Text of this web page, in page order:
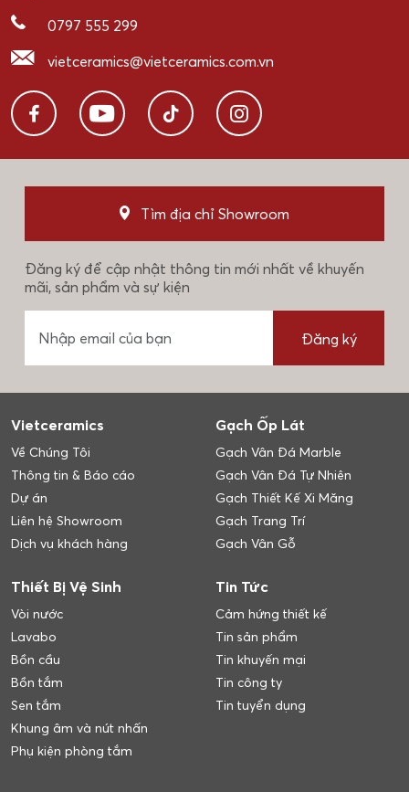
0797 555 299
vietceramics@vietceramics.com.vn
Tìm địa chỉ Showroom
Đăng ký để cập nhật thông tin mới nhất về khuyến
mãi, sản phẩm và sự kiện
Đăng ký
Vietceramics
Về Chúng Tôi
Thông tin & Báo cáo
Dự án
Liên hệ Showroom
Dịch vụ khách hàng
Gạch Ốp Lát
Gạch Vân Đá Marble
Gạch Vân Đá Tự Nhiên
Gạch Thiết Kế Xi Măng
Gạch Trang Trí
Gạch Vân Gỗ
Thiết Bị Vệ Sinh
Vòi nước
Lavabo
Bồn cầu
Bồn tắm
Sen tắm
Khung âm và nút nhấn
Phụ kiện phòng tắm
Tin Tức
Cảm hứng thiết kế
Tin sản phẩm
Tin khuyến mại
Tin công ty
Tin tuyển dụng